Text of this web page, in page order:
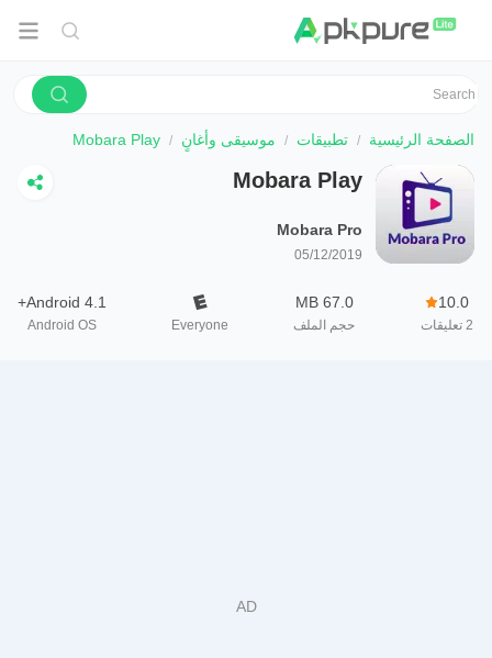
الصفحة الرئيسية تطبيقات موسيقى وأغانٍ Mobara Play
Mobara Play
Mobara Pro
05/12/2019
10.0
2 تعليقات
67.0 MB
حجم الملف Everyone
Android 4.1+
Android OS